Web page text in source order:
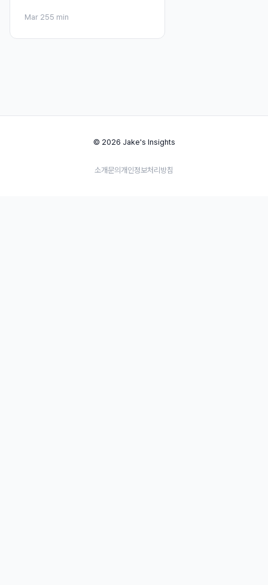
Mar 255 min
© 2026 Jake's Insights
소개문의개인정보처리방침